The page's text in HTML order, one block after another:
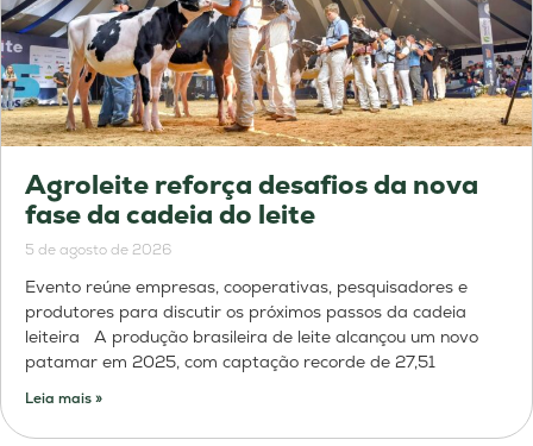
Agroleite reforça desafios da nova
fase da cadeia do leite
5 de agosto de 2026
Evento reúne empresas, cooperativas, pesquisadores e
produtores para discutir os próximos passos da cadeia
leiteira A produção brasileira de leite alcançou um novo
patamar em 2025, com captação recorde de 27,51
Leia mais »